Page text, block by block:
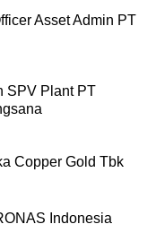
Asset Admin PT
SPV Plant PT
Copper Gold Tbk
Indonesia